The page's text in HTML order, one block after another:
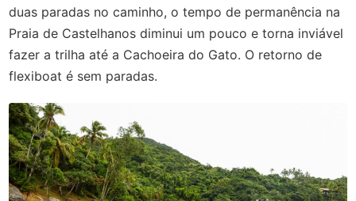
duas paradas no caminho, o tempo de permanência na
Praia de Castelhanos diminui um pouco e torna inviável
fazer a trilha até a Cachoeira do Gato. O retorno de
flexiboat é sem paradas.